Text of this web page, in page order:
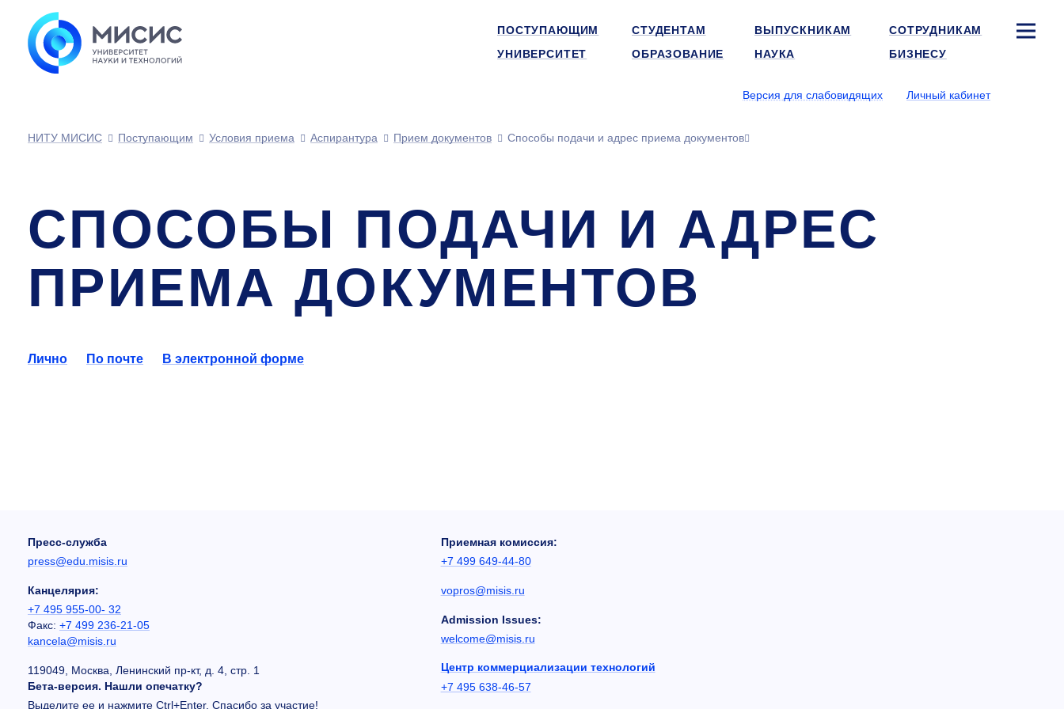
ПОСТУПАЮЩИМ СТУДЕНТАМ ВЫПУСКНИКАМ
СОТРУДНИКАМ
УНИВЕРСИТЕТ
ОБРАЗОВАНИЕ НАУКА БИЗНЕСУ
Версия для слабовидящих Личный кабинет
НИТУ МИСИС Поступающим Условия приема Аспирантура Прием документов Способы подачи и адрес приема документов
СПОСОБЫ ПОДАЧИ И АДРЕС
ПРИЕМА ДОКУМЕНТОВ
Лично По почте В электронной форме
Пресс-служба
press@edu.misis.ru
Канцелярия:
+7 495 955-00- 32
Факс: +7 499 236-21-05
kancela@misis.ru
119049, Москва, Ленинский пр-кт, д. 4, стр. 1
Бета-версия. Нашли опечатку?
Выделите ее и нажмите Ctrl+Enter. Спасибо за участие!
Приемная комиссия:
+7 499 649-44-80
vopros@misis.ru
Admission Issues:
welcome@misis.ru
Центр коммерциализации технологий
+7 495 638-46-57